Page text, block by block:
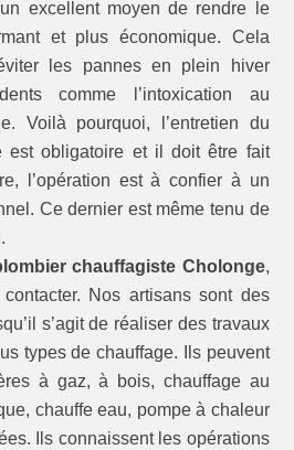
excellent moyen de rendre le
et plus économique. Cela
les pannes en plein hiver
comme l’intoxication au
Voilà pourquoi, l’entretien du
est obligatoire et il doit être fait
l’opération est à confier à un
Ce dernier est même tenu de
chauffagiste Cholonge,
Nos artisans sont des
s’agit de réaliser des travaux
types de chauffage. Ils peuvent
à gaz, à bois, chauffage au
chauffe eau, pompe à chaleur
Ils connaissent les opérations